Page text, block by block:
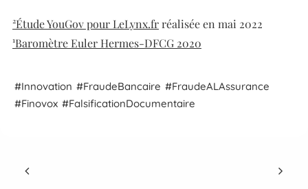
²Étude YouGov pour LeLynx.frréalisée en mai 2022
¹Baromètre Euler Hermes-DFCG 2020
Innovation FraudeBancaire FraudeALAssurance
Finovox
FalsificationDocumentaire